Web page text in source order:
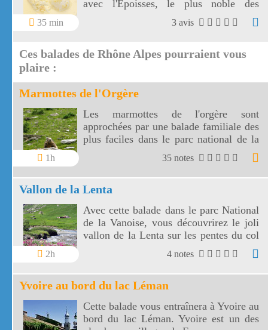
35 min
avec l'Epoisses, le plus noble des
fromages bourguignons.
3 avis
Ces balades de Rhône Alpes pourraient vous
plaire :
Marmottes de l'Orgère
1h
Les marmottes de l'orgère sont
approchées par une balade familiale des
plus faciles dans le parc national de la
Vanoise. Les marmottes de l'Orgère sont
visibles au fond d'un vallon juste en
dessous des 2000 m d'altitude.
35 notes
Vallon de la Lenta
2h
Avec cette balade dans le parc National
de la Vanoise, vous découvrirez le joli
vallon de la Lenta sur les pentes du col
de l'Iseran. Le vallon de la Lenta fait
face au glacier des Evettes et à la vallée
de l'Arc. Le col de l'Iseran est le plus
haut de France.
4 notes
Yvoire au bord du lac Léman
Cette balade vous entraînera à Yvoire au
bord du lac Léman. Yvoire est un des